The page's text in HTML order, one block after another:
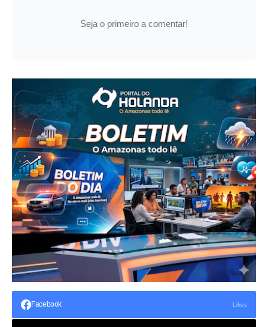
Seja o primeiro a comentar!
Facebook Likes